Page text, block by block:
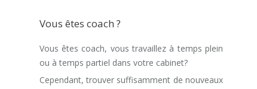
Vous êtes coach ?
Vous êtes coach, vous travaillez à temps plein
ou à temps partiel dans votre cabinet?
Cependant, trouver suffisamment de nouveaux